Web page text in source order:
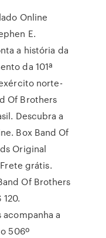
Online
E.
a história da
da 101ª
norte-
Of Brothers
Descubra a
Box Band Of
Original
Frete grátis.
Of Brothers
a
506º